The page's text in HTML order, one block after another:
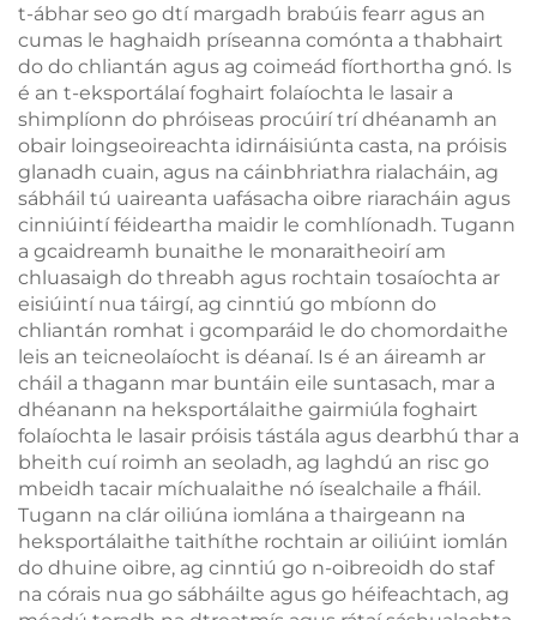
t-ábhar seo go dtí margadh brabúis fearr agus an
cumas le haghaidh príseanna comónta a thabhairt
do do chliantán agus ag coimeád fíorthortha gnó. Is
é an t-eksportálaí foghairt folaíochta le lasair a
shimplíonn do phróiseas procúirí trí dhéanamh an
obair loingseoireachta idirnáisiúnta casta, na próisis
glanadh cuain, agus na cáinbhriathra rialacháin, ag
sábháil tú uaireanta uafásacha oibre riaracháin agus
cinniúintí féideartha maidir le comhlíonadh. Tugann
a gcaidreamh bunaithe le monaraitheoirí am
chluasaigh do threabh agus rochtain tosaíochta ar
eisiúintí nua táirgí, ag cinntiú go mbíonn do
chliantán romhat i gcomparáid le do chomordaithe
leis an teicneolaíocht is déanaí. Is é an áireamh ar
cháil a thagann mar buntáin eile suntasach, mar a
dhéanann na heksportálaithe gairmiúla foghairt
folaíochta le lasair próisis tástála agus dearbhú thar a
bheith cuí roimh an seoladh, ag laghdú an risc go
mbeidh tacair míchualaithe nó ísealchaile a fháil.
Tugann na clár oiliúna iomlána a thairgeann na
heksportálaithe taithíthe rochtain ar oiliúint iomlán
do dhuine oibre, ag cinntiú go n-oibreoidh do staf
na córais nua go sábháilte agus go héifeachtach, ag